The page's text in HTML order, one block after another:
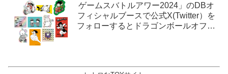
ゲームスバトルアワー2024」のDBオ
フィシャルブースで公式X(Twitter）を
フォローするとドラゴンボールオフィ